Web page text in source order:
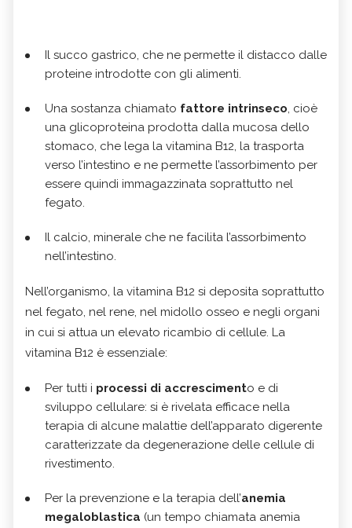
Il succo gastrico, che ne permette il distacco dalle
proteine introdotte con gli alimenti.
Una sostanza chiamato fattore intrinseco, cioè
una glicoproteina prodotta dalla mucosa dello
stomaco, che lega la vitamina B12, la trasporta
verso l’intestino e ne permette l’assorbimento per
essere quindi immagazzinata soprattutto nel
fegato.
Il calcio, minerale che ne facilita l’assorbimento
nell’intestino.
Nell’organismo, la vitamina B12 si deposita soprattutto
nel fegato, nel rene, nel midollo osseo e negli organi
in cui si attua un elevato ricambio di cellule. La
vitamina B12 è essenziale:
Per tutti i processi di accrescimento e di
sviluppo cellulare: si è rivelata efficace nella
terapia di alcune malattie dell’apparato digerente
caratterizzate da degenerazione delle cellule di
rivestimento.
Per la prevenzione e la terapia dell’anemia
megaloblastica (un tempo chiamata anemia